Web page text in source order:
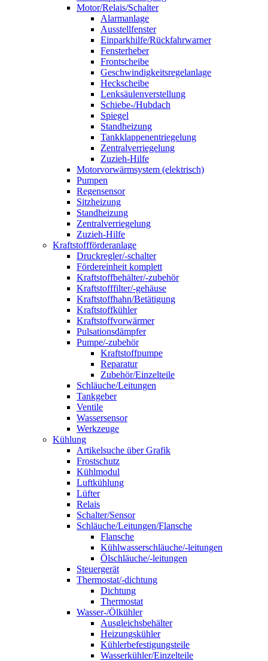
Motor/Relais/Schalter
Alarmanlage
Ausstellfenster
Einparkhilfe/Rückfahrwarner
Fensterheber
Frontscheibe
Geschwindigkeitsregelanlage
Heckscheibe
Lenksäulenverstellung
Schiebe-/Hubdach
Spiegel
Standheizung
Tankklappenentriegelung
Zentralverriegelung
Zuzieh-Hilfe
Motorvorwärmsystem (elektrisch)
Pumpen
Regensensor
Sitzheizung
Standheizung
Zentralverriegelung
Zuzieh-Hilfe
Kraftstoffförderanlage
Druckregler/-schalter
Fördereinheit komplett
Kraftstoffbehälter/-zubehör
Kraftstofffilter/-gehäuse
Kraftstoffhahn/Betätigung
Kraftstoffkühler
Kraftstoffvorwärmer
Pulsationsdämpfer
Pumpe/-zubehör
Kraftstoffpumpe
Reparatur
Zubehör/Einzelteile
Schläuche/Leitungen
Tankgeber
Ventile
Wassersensor
Werkzeuge
Kühlung
Artikelsuche über Grafik
Frostschutz
Kühlmodul
Luftkühlung
Lüfter
Relais
Schalter/Sensor
Schläuche/Leitungen/Flansche
Flansche
Kühlwasserschläuche/-leitungen
Ölschläuche/-leitungen
Steuergerät
Thermostat/-dichtung
Dichtung
Thermostat
Wasser-/Ölkühler
Ausgleichsbehälter
Heizungskühler
Kühlerbefestigungsteile
Wasserkühler/Einzelteile